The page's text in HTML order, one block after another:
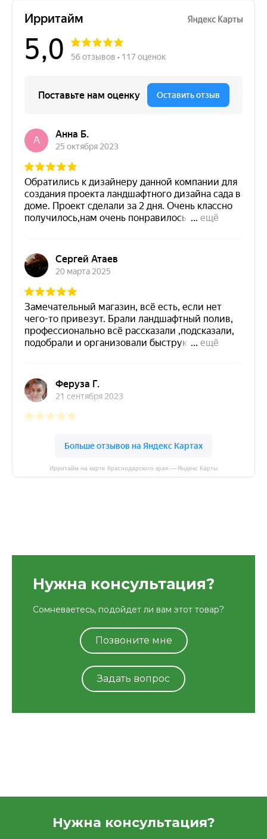
Ирритайм на карте Краснодарского края — Яндекс Карты
Нужна консультация?
Сомневаетесь, подойдет ли вам этот товар?
Позвоните мне
Задать вопрос
Нужна консультация?